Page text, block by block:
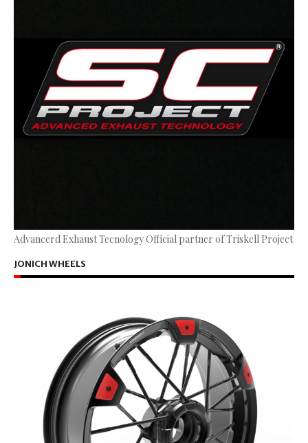
Advancerd Exhaust Tecnology Official partner of Triskell Project
JONICH WHEELS